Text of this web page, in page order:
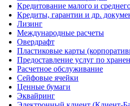
Кредитование малого и
Кредиты, гарантии и др.
Лизинг
Международные расчеты
Овердрафт
Пластиковые карты
Предоставление услуг по
Расчетное обслуживание
Сейфовые ячейки
Ценные бумаги
Эквайринг